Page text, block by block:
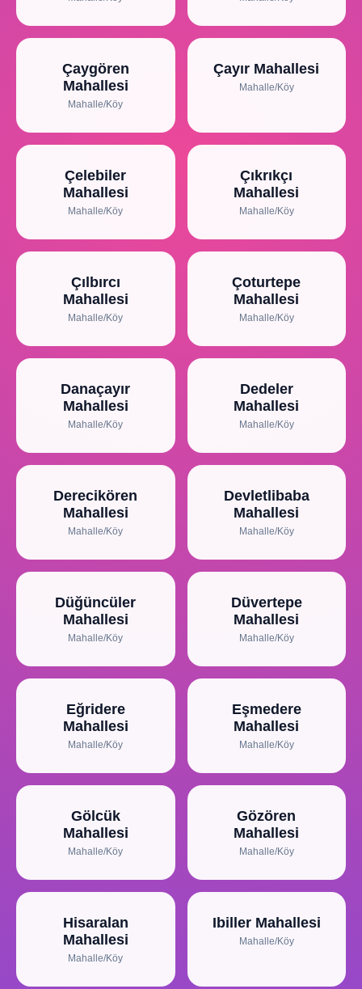
Çaygören
Mahallesi
Mahalle/Köy
Çayır Mahallesi
Mahalle/Köy
Çelebiler
Mahallesi
Mahalle/Köy
Çıkrıkçı
Mahallesi
Mahalle/Köy
Çılbırcı
Mahallesi
Mahalle/Köy
Çoturtepe
Mahallesi
Mahalle/Köy
Danaçayır
Mahallesi
Mahalle/Köy
Dedeler
Mahallesi
Mahalle/Köy
Derecikören
Mahallesi
Mahalle/Köy
Devletlibaba
Mahallesi
Mahalle/Köy
Düğüncüler
Mahallesi
Mahalle/Köy
Düvertepe
Mahallesi
Mahalle/Köy
Eğridere
Mahallesi
Mahalle/Köy
Eşmedere
Mahallesi
Mahalle/Köy
Gölcük
Mahallesi
Mahalle/Köy
Gözören
Mahallesi
Mahalle/Köy
Hisaralan
Mahallesi
Mahalle/Köy
Ibiller Mahallesi
Mahalle/Köy